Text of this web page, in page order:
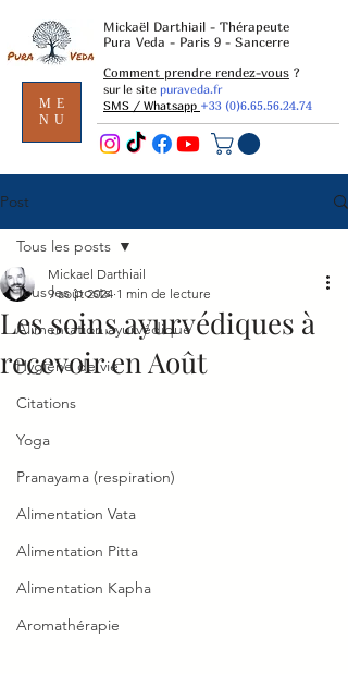
ME
NU
Mickaël Darthiail - Thérapeute
Pura Veda - Paris 9 - Sancerre
Comment prendre rendez-vous ?
sur le site puraveda.fr
SMS / Whatsapp +33 (0)6.65.56.24.74
Post
Tous les posts
Alimentation ayurvédique
Hygiène de vie
Citations
Yoga
Pranayama (respiration)
Alimentation Vata
Alimentation Pitta
Alimentation Kapha
Aromathérapie
Tous les posts
Les soins ayurvédiques à
recevoir en Août
Mickael Darthiail
9 août 2024 1 min de lecture